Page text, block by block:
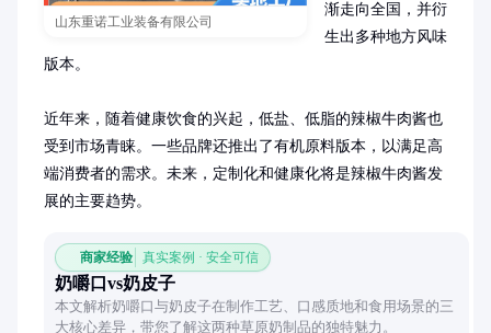
山东重诺工业装备有限公司
渐走向全国，并衍
生出多种地方风味
版本。
近年来，随着健康饮食的兴起，低盐、低脂的辣椒牛肉酱也
受到市场青睐。一些品牌还推出了有机原料版本，以满足高
端消费者的需求。未来，定制化和健康化将是辣椒牛肉酱发
展的主要趋势。
商家经验 真实案例 · 安全可信
奶嚼口vs奶皮子
本文解析奶嚼口与奶皮子在制作工艺、口感质地和食用场景的三
大核心差异，带您了解这两种草原奶制品的独特魅力。